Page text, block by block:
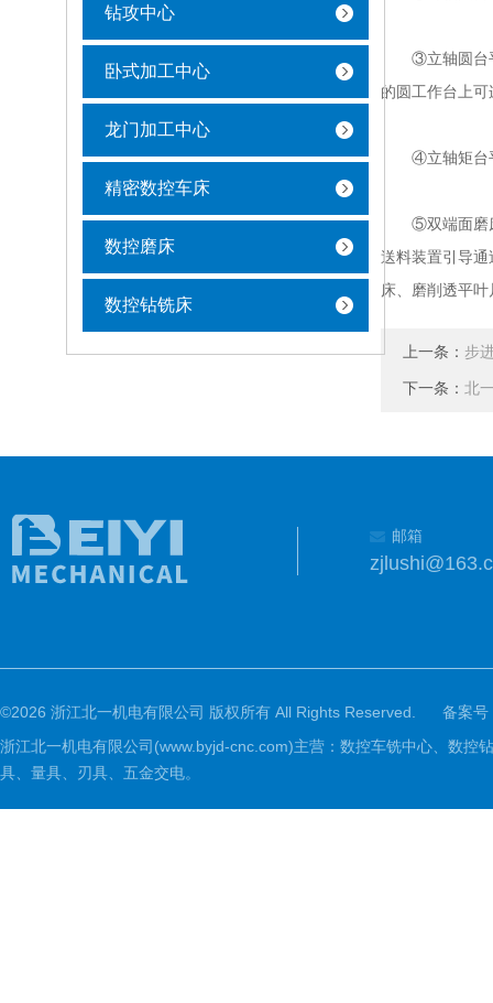
钻攻中心
卧式加工中心
龙门加工中心
精密数控车床
数控磨床
数控钻铣床
③立轴圆台平
的圆工作台上
④立轴矩台平
⑤双端面磨床
送料装置引导
床、磨削透平
上一条： 步
下一条：北
邮箱
©2026 浙江北一机电有限公司 版权所有 All Rights Reserved.
备案号
浙江北一机电有限公司(www.byjd-cnc.com)主营：数控车铣中心、数控
具、量具、刃具、五金交电。